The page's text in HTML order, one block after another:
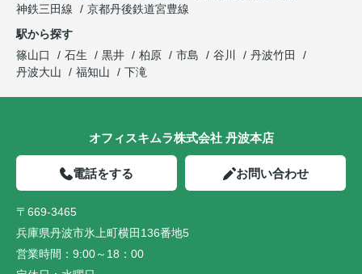
神鉄三田線
京都丹後鉄道宮豊線
駅から探す
篠山口
石生 黒井 柏原 市島 谷川
丹波竹田
丹波大山
福知山 下滝
オフィスキムラ株式会社 丹波本店
電話をする お問い合わせ
〒669-3465
兵庫県丹波市氷上町横田136番地5
営業時間： 9:00～18：00